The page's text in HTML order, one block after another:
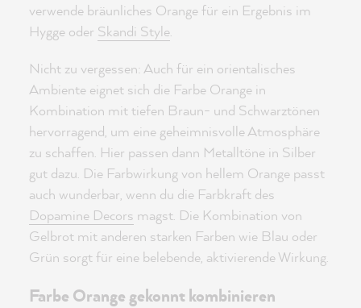
verwende bräunliches Orange für ein Ergebnis im
Hygge oder Skandi Style.
Nicht zu vergessen: Auch für ein orientalisches
Ambiente eignet sich die Farbe Orange in
Kombination mit tiefen Braun- und Schwarztönen
hervorragend, um eine geheimnisvolle Atmosphäre
zu schaffen. Hier passen dann Metalltöne in Silber
gut dazu. Die Farbwirkung von hellem Orange passt
auch wunderbar, wenn du die Farbkraft des
Dopamine Decors magst. Die Kombination von
Gelbrot mit anderen starken Farben wie Blau oder
Grün sorgt für eine belebende, aktivierende Wirkung.
Farbe Orange gekonnt kombinieren